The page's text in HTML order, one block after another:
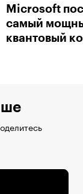
Microsoft
самый
квантовый